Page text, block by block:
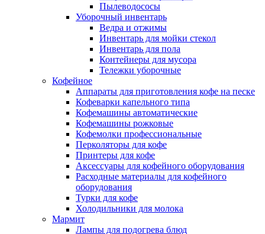
Пылеводососы
Уборочный инвентарь
Ведра и отжимы
Инвентарь для мойки стекол
Инвентарь для пола
Контейнеры для мусора
Тележки уборочные
Кофейное
Аппараты для приготовления кофе на песке
Кофеварки капельного типа
Кофемашины автоматические
Кофемашины рожковые
Кофемолки профессиональные
Перколяторы для кофе
Принтеры для кофе
Аксессуары для кофейного оборудования
Расходные материалы для кофейного
оборудования
Турки для кофе
Холодильники для молока
Мармит
Лампы для подогрева блюд